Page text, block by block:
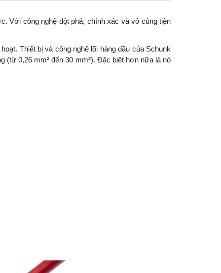
Với công nghệ đột phá, chính xác và vô cùng tiện
Thiết bị và công nghệ lõi hàng đầu của Schunk
(từ 0,26 mm² đến 30 mm²). Đặc biệt hơn nữa là nó